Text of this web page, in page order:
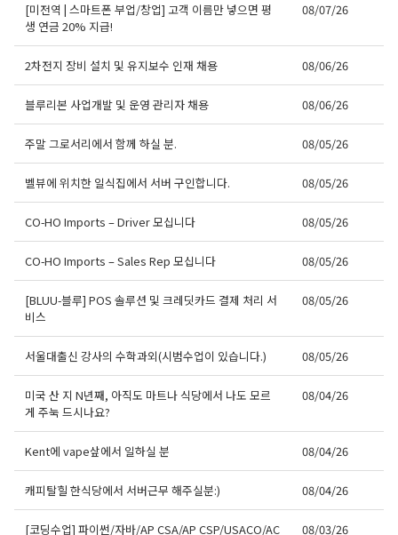
[미전역 | 스마트폰 부업/창업] 고객 이름만 넣으면 평
생 연금 20% 지급!
08/07/26
2차전지 장비 설치 및 유지보수 인재 채용 08/06/26
블루리본 사업개발 및 운영 관리자 채용 08/06/26
주말 그로서리에서 함께 하실 분. 08/05/26
벨뷰에 위치한 일식집에서 서버 구인합니다. 08/05/26
CO-HO Imports – Driver 모십니다 08/05/26
CO-HO Imports – Sales Rep 모십니다 08/05/26
[BLUU-블루] POS 솔루션 및 크레딧카드 결제 처리 서
비스
08/05/26
서울대출신 강사의 수학과외(시범수업이 있습니다.) 08/05/26
미국 산 지 N년째, 아직도 마트나 식당에서 나도 모르
게 주눅 드시나요?
08/04/26
Kent에 vape샆에서 일하실 분 08/04/26
캐피탈힐 한식당에서 서버근무 해주실분:) 08/04/26
[코딩수업] 파이썬/자바/AP CSA/AP CSP/USACO/AC
08/03/26